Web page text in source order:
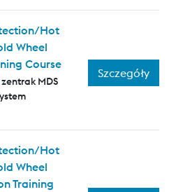
Hot
Wheel
Course
zentrak MDS
Szczegóły
Hot
Wheel
Training